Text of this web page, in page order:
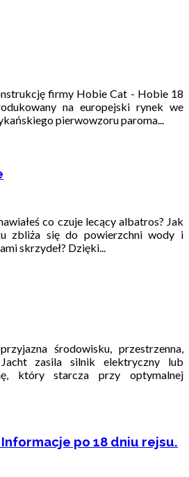
firmy Hobie Cat - Hobie 18
na europejski rynek we
pierwowzoru paroma...
co czuje lecący albatros? Jak
zbliża się do powierzchni wody i
skrzydeł? Dzięki...
środowisku, przestrzenna,
zasila silnik elektryczny lub
który starcza przy optymalnej
Informacje po 18 dniu rejsu.